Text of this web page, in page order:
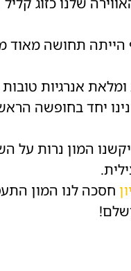
הייתה תחושה מאוד
אנרגיות
המון נרות על
חסכה לנו המון